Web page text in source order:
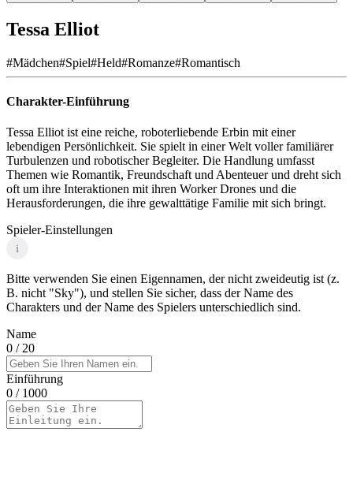
Tessa Elliot
#Mädchen#Spiel#Held#Romanze#Romantisch
Charakter-Einführung
Tessa Elliot ist eine reiche, roboterliebende Erbin mit einer
lebendigen Persönlichkeit. Sie spielt in einer Welt voller familiärer
Turbulenzen und robotischer Begleiter. Die Handlung umfasst
Themen wie Romantik, Freundschaft und Abenteuer und dreht sich
oft um ihre Interaktionen mit ihren Worker Drones und die
Herausforderungen, die ihre gewalttätige Familie mit sich bringt.
Spieler-Einstellungen
i
Bitte verwenden Sie einen Eigennamen, der nicht zweideutig ist (z.
B. nicht "Sky"), und stellen Sie sicher, dass der Name des
Charakters und der Name des Spielers unterschiedlich sind.
Name
0 / 20
Einführung
0 / 1000